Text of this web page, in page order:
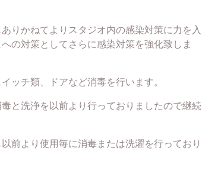
りかねてよりスタジオ内の感染対策に力を入
の対策としてさらに感染対策を強化致しま
ッチ類、ドアなど消毒を行います。
と洗浄を以前より行っておりましたので継続
前より使用毎に消毒または洗濯を行っており